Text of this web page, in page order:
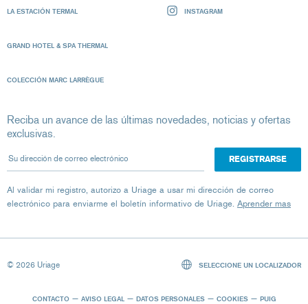
LA ESTACIÓN TERMAL
GRAND HOTEL & SPA THERMAL
COLECCIÓN MARC LARRÈGUE
INSTAGRAM
Reciba un avance de las últimas novedades, noticias y ofertas
exclusivas.
Su dirección de correo electrónico
Al validar mi registro, autorizo ​​a Uriage a usar mi dirección de correo
electrónico para enviarme el boletín informativo de Uriage. Aprender mas
© 2026 Uriage
CONTACTO AVISO LEGAL DATOS PERSONALES COOKIES PUIG
SELECCIONE UN LOCALIZADOR